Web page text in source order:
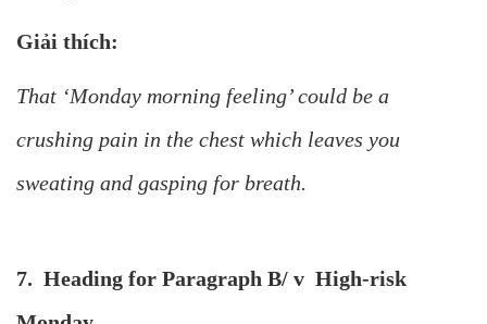
Giải thích:
That ‘Monday morning feeling’ could be a
crushing pain in the chest which leaves you
sweating and gasping for breath.
7. Heading for Paragraph B/ v High-risk